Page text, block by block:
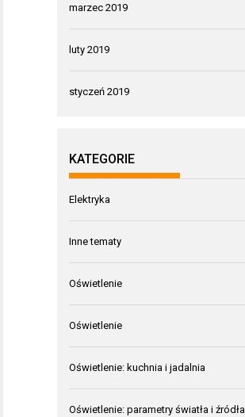
marzec 2019
luty 2019
styczeń 2019
KATEGORIE
Elektryka
Inne tematy
Oświetlenie
Oświetlenie
Oświetlenie: kuchnia i jadalnia
Oświetlenie: parametry światła i źródła